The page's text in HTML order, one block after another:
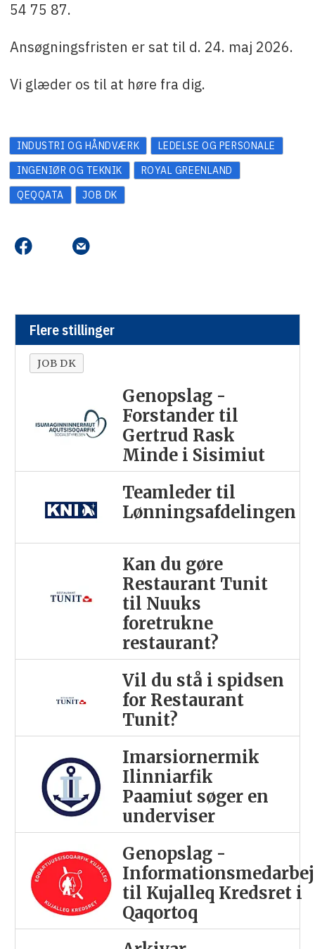
54 75 87.
Ansøgningsfristen er sat til d. 24. maj 2026.
Vi glæder os til at høre fra dig.
INDUSTRI OG HÅNDVÆRK
LEDELSE OG PERSONALE
INGENIØR OG TEKNIK
ROYAL GREENLAND
QEQQATA
JOB DK
Flere stillinger
JOB DK
Genopslag -
Forstander til
Gertrud Rask
Minde i Sisimiut
Teamleder til
Lønningsafdelingen
Kan du gøre
Restaurant Tunit
til Nuuks
foretrukne
restaurant?
Vil du stå i spidsen
for Restaurant
Tunit?
Imarsiornermik
Ilinniarfik
Paamiut søger en
underviser
Genopslag -
til Kujalleq Kredsret i
Qaqortoq